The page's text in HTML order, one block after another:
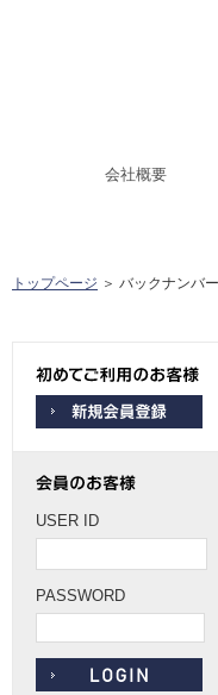
会社概要
トップページ ＞ バックナンバー
USER ID
PASSWORD